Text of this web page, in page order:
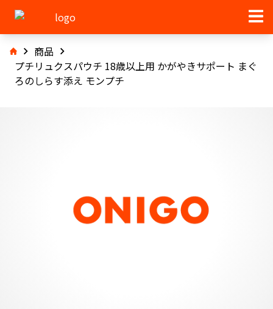
商品
プチリュクスパウチ 18歳以上用 かがやきサポート まぐ
ろのしらす添え モンプチ